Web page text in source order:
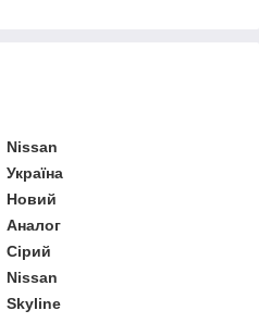
Nissan
Україна
Новий
Аналог
Сірий
Nissan
Skyline